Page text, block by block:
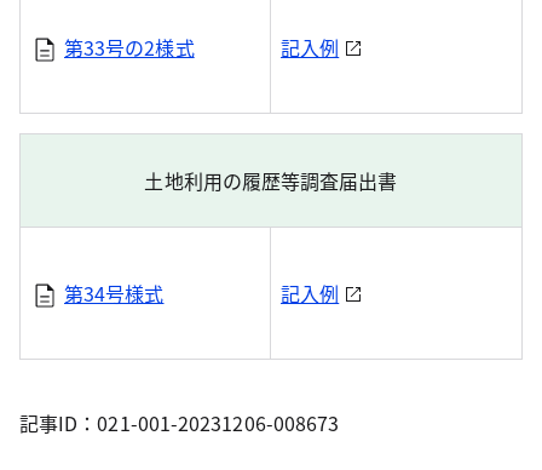
第33号の2様式 記入例
土地利用の履歴等調査届出書
第34号様式 記入例
記事ID：021-001-20231206-008673